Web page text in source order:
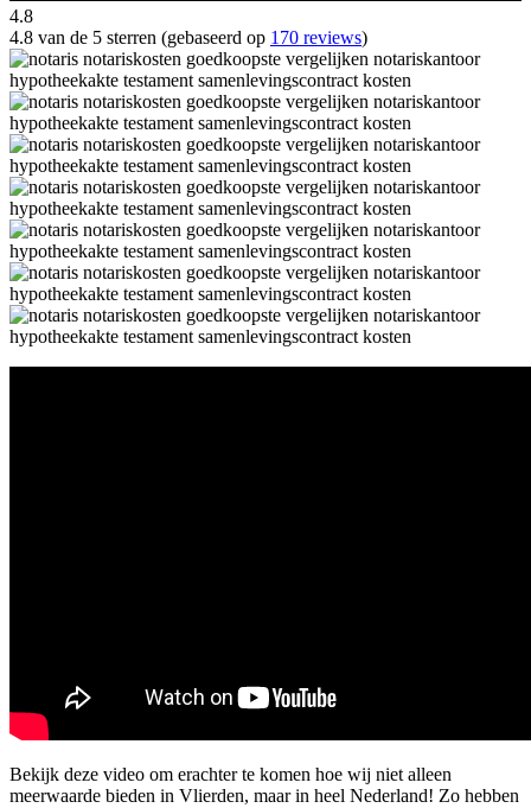
4.8
4.8 van de 5 sterren (gebaseerd op 170 reviews)
Bekijk deze video om erachter te komen hoe wij niet alleen
meerwaarde bieden in Vlierden, maar in heel Nederland! Zo hebben